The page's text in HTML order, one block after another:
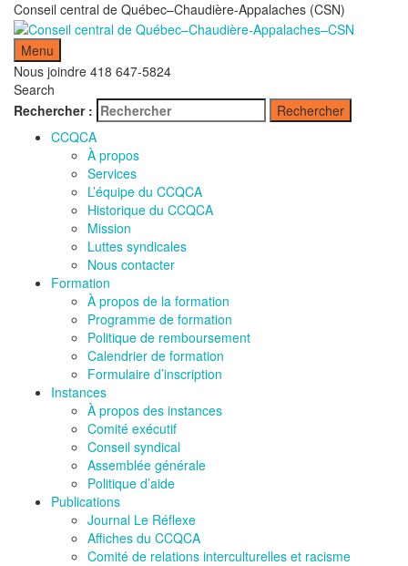
Conseil central de Québec–Chaudière-Appalaches (CSN)
Menu
Nous joindre 418 647-5824
Search
Rechercher :
Rechercher
CCQCA
À propos
Services
L’équipe du CCQCA
Historique du CCQCA
Mission
Luttes syndicales
Nous contacter
Formation
À propos de la formation
Programme de formation
Politique de remboursement
Calendrier de formation
Formulaire d’inscription
Instances
À propos des instances
Comité exécutif
Conseil syndical
Assemblée générale
Politique d’aide
Publications
Journal Le Réflexe
Affiches du CCQCA
Comité de relations interculturelles et racisme